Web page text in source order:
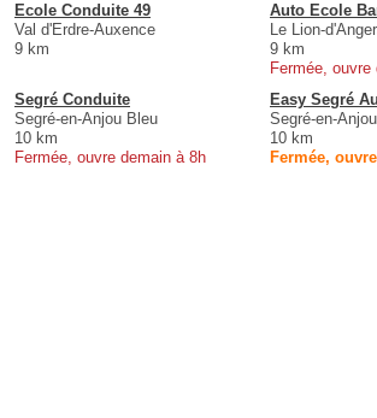
Ecole Conduite 49
Val d'Erdre-Auxence
9 km
Auto Ecole
Le Lion-
9 km
Fermée, ouvre
Segré Conduite
Segré-en-Anjou Bleu
10 km
Fermée, ouvre demain à 8h
Easy Segré
Segré-en-
10 km
Fermée,